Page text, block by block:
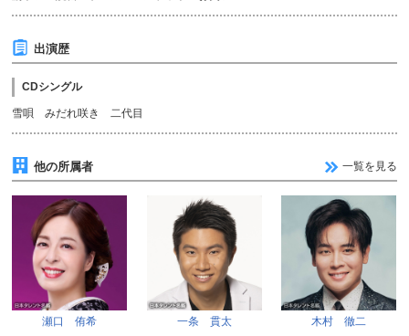
出演歴
CDシングル
雪唄 みだれ咲き 二代目
他の所属者 一覧を見る
瀬口 侑希 一条 貫太 木村 徹二